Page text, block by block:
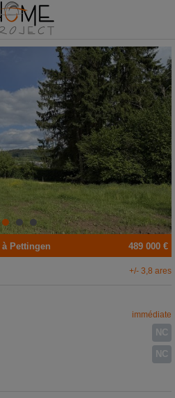
489 000 €
à Pettingen
+/- 3,8 ares
immédiate
NC
NC